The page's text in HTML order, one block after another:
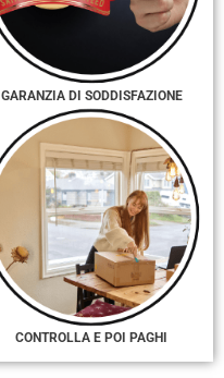
GARANZIA DI SODDISFAZIONE
CONTROLLA E POI PAGHI